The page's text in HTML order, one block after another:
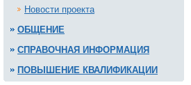
Новости проекта
ОБЩЕНИЕ
СПРАВОЧНАЯ ИНФОРМАЦИЯ
ПОВЫШЕНИЕ КВАЛИФИКАЦИИ